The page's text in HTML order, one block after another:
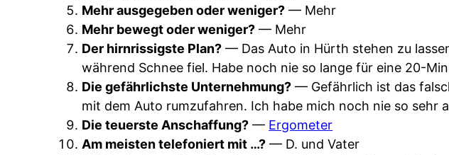
Mehr ausgegeben oder weniger? — Mehr
Mehr bewegt oder weniger? — Mehr
Der hirnrissigste Plan? — Das Auto in Hürth stehen zu
während Schnee fiel. Habe noch nie so lange für eine 20-
Die gefährlichste Unternehmung? — Gefährlich ist das
mit dem Auto rumzufahren. Ich habe mich noch nie so sehr
Die teuerste Anschaffung? — Ergometer
Am meisten telefoniert mit …? — D. und Vater